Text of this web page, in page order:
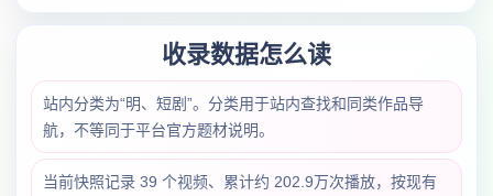
收录数据怎么读
站内分类为“明、短剧”。分类用于站内查找和同类作品导
航，不等同于平台官方题材说明。
当前快照记录 39 个视频、累计约 202.9万次播放，按现有